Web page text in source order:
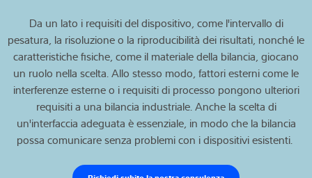
Da un lato i requisiti del dispositivo, come l'intervallo di
pesatura, la risoluzione o la riproducibilità dei risultati, nonché le
caratteristiche fisiche, come il materiale della bilancia, giocano
un ruolo nella scelta. Allo stesso modo, fattori esterni come le
interferenze esterne o i requisiti di processo pongono ulteriori
requisiti a una bilancia industriale. Anche la scelta di
un'interfaccia adeguata è essenziale, in modo che la bilancia
possa comunicare senza problemi con i dispositivi esistenti.